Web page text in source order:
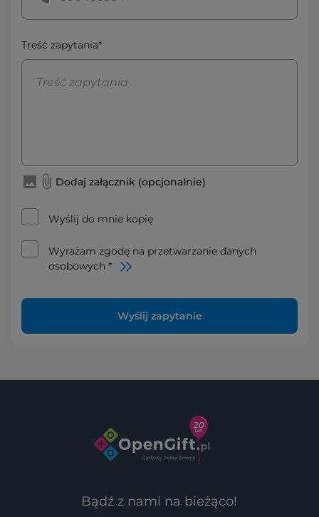
Treść zapytania*
Dodaj załącznik (opcjonalnie)
Wyślij do mnie kopię
Wyrażam zgodę na przetwarzanie danych
osobowych *
Wyślij zapytanie
Bądź z nami na bieżąco!